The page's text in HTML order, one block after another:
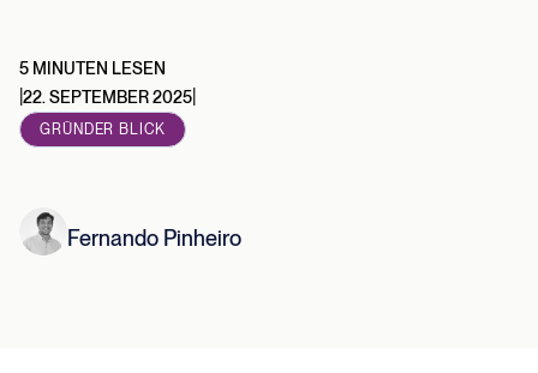
5 MINUTEN LESEN
22. SEPTEMBER 2025
GRÜNDER BLICK
Fernando Pinheiro